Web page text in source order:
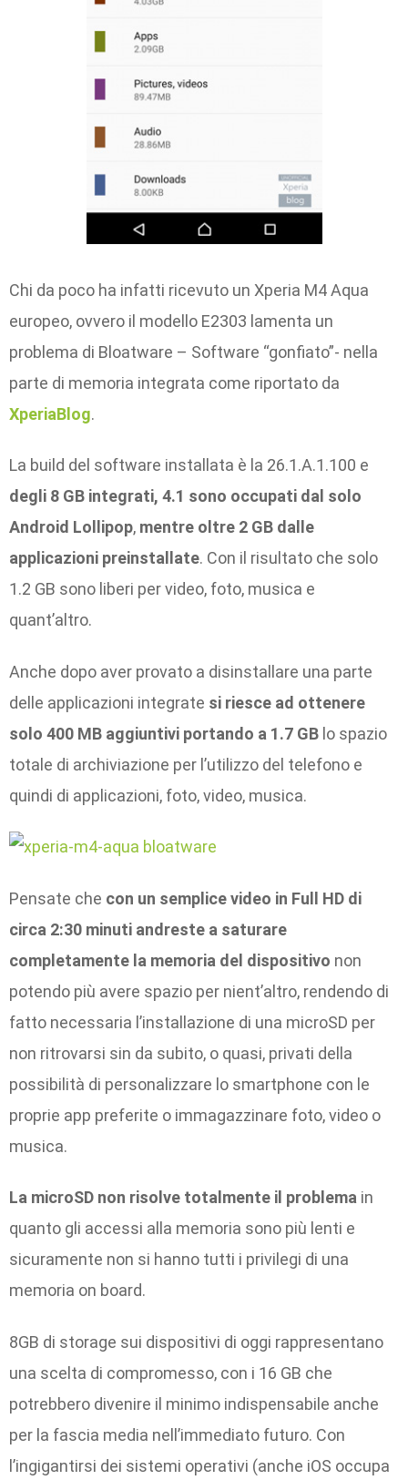
Chi da poco ha infatti ricevuto un Xperia M4 Aqua
europeo, ovvero il modello E2303 lamenta un
problema di Bloatware – Software “gonfiato”- nella
parte di memoria integrata come riportato da
XperiaBlog.
La build del software installata è la 26.1.A.1.100 e
degli 8 GB integrati, 4.1 sono occupati dal solo
Android Lollipop, mentre oltre 2 GB dalle
applicazioni preinstallate. Con il risultato che solo
1.2 GB sono liberi per video, foto, musica e
quant’altro.
Anche dopo aver provato a disinstallare una parte
delle applicazioni integrate si riesce ad ottenere
solo 400 MB aggiuntivi portando a 1.7 GB lo spazio
totale di archiviazione per l’utilizzo del telefono e
quindi di applicazioni, foto, video, musica.
Pensate che con un semplice video in Full HD di
circa 2:30 minuti andreste a saturare
completamente la memoria del dispositivo non
potendo più avere spazio per nient’altro, rendendo di
fatto necessaria l’installazione di una microSD per
non ritrovarsi sin da subito, o quasi, privati della
possibilità di personalizzare lo smartphone con le
proprie app preferite o immagazzinare foto, video o
musica.
La microSD non risolve totalmente il problema in
quanto gli accessi alla memoria sono più lenti e
sicuramente non si hanno tutti i privilegi di una
memoria on board.
8GB di storage sui dispositivi di oggi rappresentano
una scelta di compromesso, con i 16 GB che
potrebbero divenire il minimo indispensabile anche
per la fascia media nell’immediato futuro. Con
l’ingigantirsi dei sistemi operativi (anche iOS occupa